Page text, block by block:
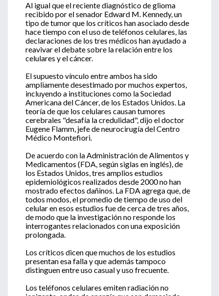
Al igual que el reciente diagnóstico de glioma
recibido por el senador Edward M. Kennedy, un
tipo de tumor que los críticos han asociado desde
hace tiempo con el uso de teléfonos celulares, las
declaraciones de los tres médicos han ayudado a
reavivar el debate sobre la relación entre los
celulares y el cáncer.
El supuesto vínculo entre ambos ha sido
ampliamente desestimado por muchos expertos,
incluyendo a instituciones como la Sociedad
Americana del Cáncer, de los Estados Unidos. La
teoría de que los celulares causan tumores
cerebrales "desafía la credulidad", dijo el doctor
Eugene Flamm, jefe de neurocirugía del Centro
Médico Montefiori.
De acuerdo con la Administración de Alimentos y
Medicamentos (FDA, según siglas en inglés), de
los Estados Unidos, tres amplios estudios
epidemiológicos realizados desde 2000 no han
mostrado efectos dañinos. La FDA agrega que, de
todos modos, el promedio de tiempo de uso del
celular en esos estudios fue de cerca de tres años,
de modo que la investigación no responde los
interrogantes relacionados con una exposición
prolongada.
Los críticos dicen que muchos de los estudios
presentan esa falla y que además tampoco
distinguen entre uso casual y uso frecuente.
Los teléfonos celulares emiten radiación no